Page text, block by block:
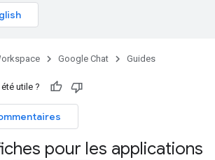
Google Chat Guides
utile ?
pour les applications